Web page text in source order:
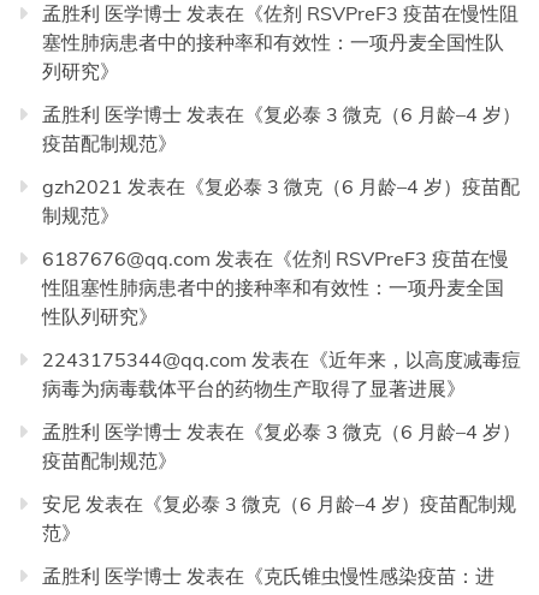
孟胜利 医学博士 发表在《佐剂 RSVPreF3 疫苗在慢性阻
塞性肺病患者中的接种率和有效性：一项丹麦全国性队
列研究》
孟胜利 医学博士 发表在《复必泰 3 微克（6 月龄–4 岁）
疫苗配制规范》
gzh2021 发表在《复必泰 3 微克（6 月龄–4 岁）疫苗配
制规范》
6187676@qq.com 发表在《佐剂 RSVPreF3 疫苗在慢
性阻塞性肺病患者中的接种率和有效性：一项丹麦全国
性队列研究》
2243175344@qq.com 发表在《近年来，以高度减毒痘
病毒为病毒载体平台的药物生产取得了显著进展》
孟胜利 医学博士 发表在《复必泰 3 微克（6 月龄–4 岁）
疫苗配制规范》
安尼 发表在《复必泰 3 微克（6 月龄–4 岁）疫苗配制规
范》
孟胜利 医学博士 发表在《克氏锥虫慢性感染疫苗：进